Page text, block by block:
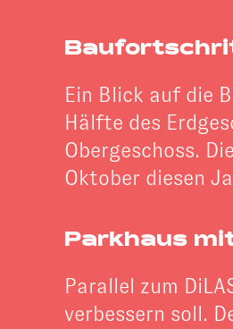
Ein Blick auf die
Hälfte des
Obergeschoss.
Oktober diesen
Parkhaus
Parallel zum
verbessern soll.